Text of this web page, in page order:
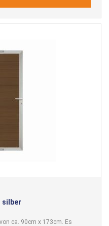
silber
ca. 90cm x 173cm. Es